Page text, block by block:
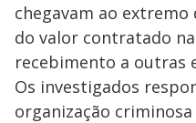
chegavam ao
do valor contratado
recebimento a outras
Os investigados
organização criminosa